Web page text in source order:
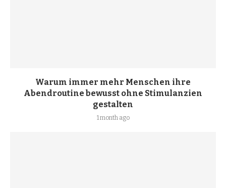
Warum immer mehr Menschen ihre
Abendroutine bewusst ohne Stimulanzien
gestalten
1 month ago